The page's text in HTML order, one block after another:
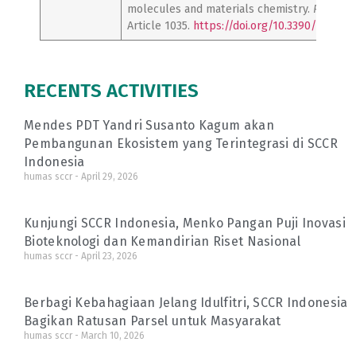
molecules and materials chemistry.
Article 1035. https://doi.org/10.3390/
RECENTS ACTIVITIES
Mendes PDT Yandri Susanto Kagum akan
Pembangunan Ekosistem yang Terintegrasi di SCCR
Indonesia
humas sccr April 29, 2026
Kunjungi SCCR Indonesia, Menko Pangan Puji Inovasi
Bioteknologi dan Kemandirian Riset Nasional
humas sccr April 23, 2026
Berbagi Kebahagiaan Jelang Idulfitri, SCCR Indonesia
Bagikan Ratusan Parsel untuk Masyarakat
humas sccr March 10, 2026